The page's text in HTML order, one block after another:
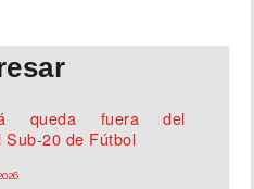
queda fuera del
Sub-20 de Fútbol